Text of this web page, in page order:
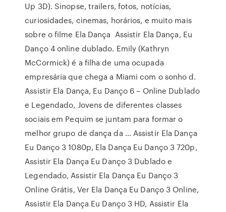
Up 3D). Sinopse, trailers, fotos, notícias,
curiosidades, cinemas, horários, e muito mais
sobre o filme Ela Dança Assistir Ela Dança, Eu
Danço 4 online dublado. Emily (Kathryn
McCormick) é a filha de uma ocupada
empresária que chega a Miami com o sonho d.
Assistir Ela Dança, Eu Danço 6 – Online Dublado
e Legendado, Jovens de diferentes classes
sociais em Pequim se juntam para formar o
melhor grupo de dança da … Assistir Ela Dança
Eu Danço 3 1080p, Ela Dança Eu Danço 3 720p,
Assistir Ela Dança Eu Danço 3 Dublado e
Legendado, Assistir Ela Dança Eu Danço 3
Online Grátis, Ver Ela Dança Eu Danço 3 Online,
Assistir Ela Dança Eu Danço 3 HD, Assistir Ela